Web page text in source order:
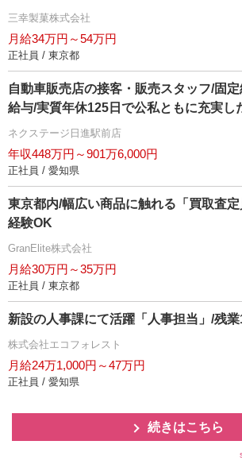
三幸製菓株式会社
月給34万円～54万円
正社員 / 東京都
自動車販売店の接客・販売スタッフ/固
給与/実質年休125日で公私ともに充実し
ネクステージ日進駅前店
年収448万円～901万6,000円
正社員 / 愛知県
東京都内/幅広い商品に触れる「買取査
経験OK
GranElite株式会社
月給30万円～35万円
正社員 / 東京都
新設の人事課にて活躍「人事担当」/残
株式会社エコフォレスト
月給24万1,000円～47万円
正社員 / 愛知県
続きはこちら